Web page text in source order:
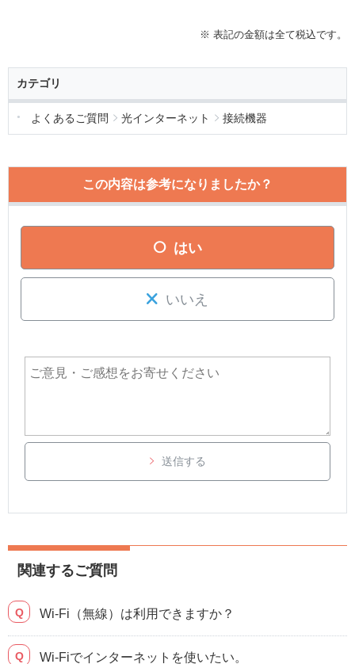
※ 表記の金額は全て税込です。
カテゴリ
よくあるご質問 光インターネット 接続機器
この内容は参考になりましたか？
はい
いいえ
送信する
関連するご質問
Wi-Fi（無線）は利用できますか？
Wi-Fiでインターネットを使いたい。